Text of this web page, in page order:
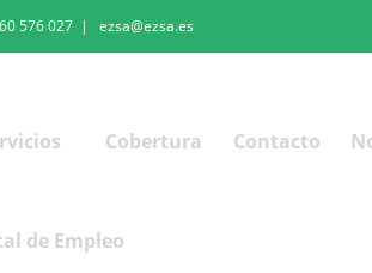
576 027 | ezsa@ezsa.es
Cobertura Contacto
de Empleo